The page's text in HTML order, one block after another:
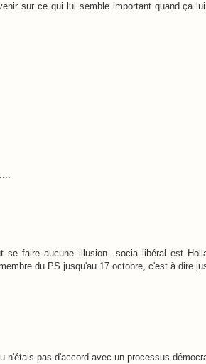
sur ce qui lui semble important quand ça lui
faire aucune illusion...socia libéral est
du PS jusqu'au 17 octobre, c'est à dire
n'étais pas d'accord avec un processus